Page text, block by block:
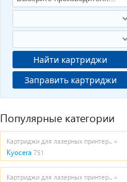
Найти картриджи
Заправить картриджи
Популярные категории
Картриджи для лазерных принтер... »
Kyocera 751
Картриджи для лазерных принтер... »